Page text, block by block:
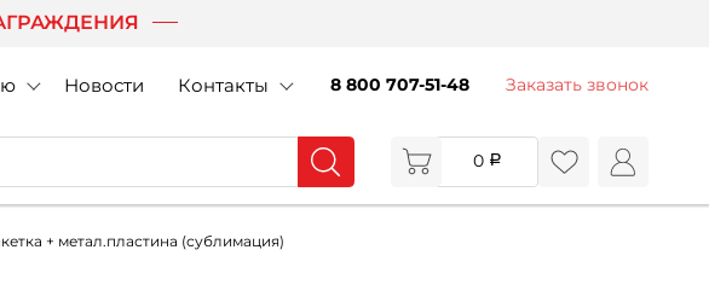
Новости Контакты 8 800 707-51-48 Заказать звонок
0
+ метал.пластина (сублимация)